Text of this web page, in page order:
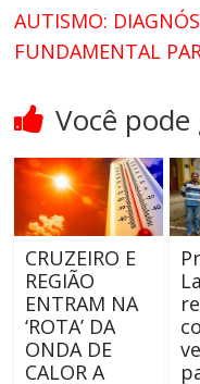
AUTISMO:
FUNDAMENTAL
Você
CRUZEIRO E
REGIÃO
ENTRAM NA
‘ROTA’ DA
ONDA DE
CALOR A